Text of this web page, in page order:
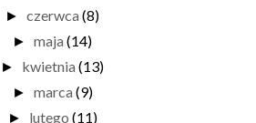
► czerwca (8)
► maja (14)
► kwietnia (13)
► marca (9)
► lutego (11)